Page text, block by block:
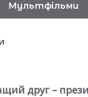
Мультфільми
друг –